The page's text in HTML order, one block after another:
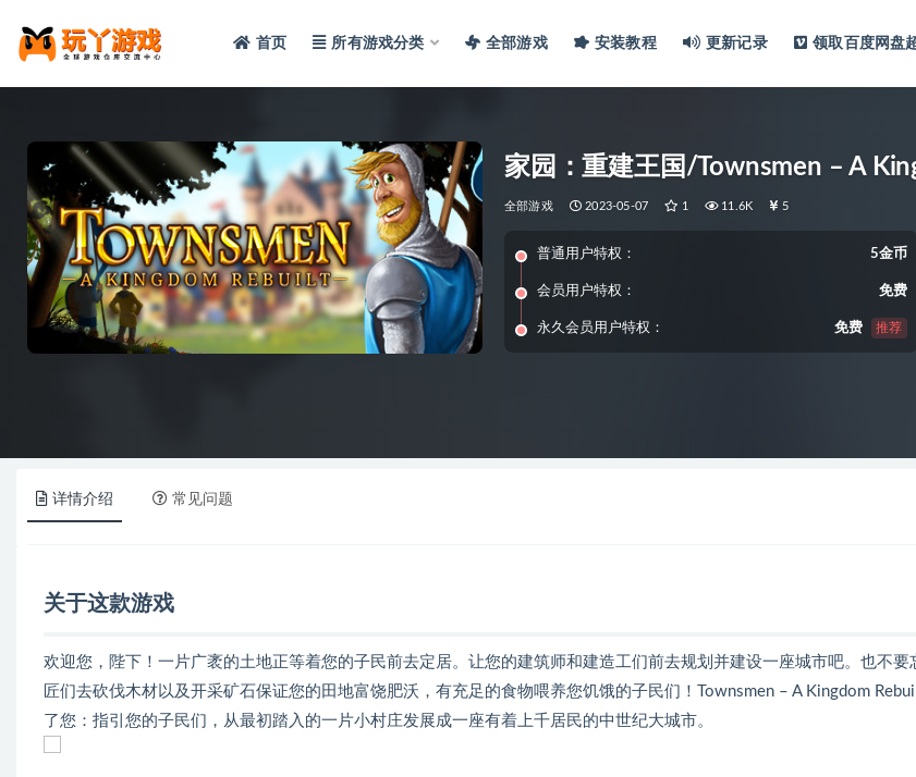
首页 所有游戏分类 全部游戏 安装教程 更新记录 领取百度网盘
家园：重建王国/Townsmen – A
全部游戏 2023-05-07 1 11.6K 5
普通用户特权： 5金币
会员用户特权： 免费
永久会员用户特权： 免费 推荐
详情介绍 常见问题
关于这款游戏
欢迎您，陛下！一片广袤的土地正等着您的子民前去定居。让您的建筑师和建造工们前去规划并建设一座城市吧。也不要
匠们去砍伐木材以及开采矿石保证您的田地富饶肥沃，有充足的食物喂养您饥饿的子民们！Townsmen – A Kingdom
了您：指引您的子民们，从最初踏入的一片小村庄发展成一座有着上千居民的中世纪大城市。